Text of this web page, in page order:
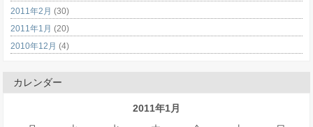
2011年2月 (30)
2011年1月 (20)
2010年12月 (4)
カレンダー
2011年1月